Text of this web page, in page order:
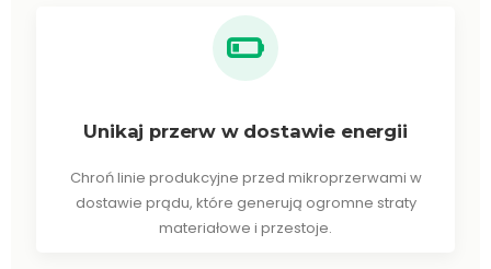
Unikaj przerw w dostawie energii
Chroń linie produkcyjne przed mikroprzerwami w
dostawie prądu, które generują ogromne straty
materiałowe i przestoje.